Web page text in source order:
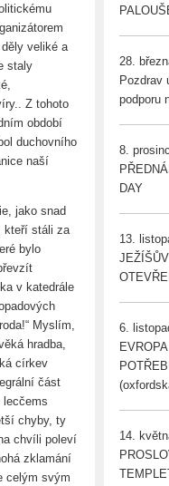
veliké a
staly
Z tohoto
období
duchovního
naší
jako snad
kteří stáli za
bylo
v katedrále
Myslím,
hradba,
církev
část
chyby, ty
chvíli poleví
zklamání
celým svým
28.
Pozdrav
podporu
8.
DAY
13.
6.
14.